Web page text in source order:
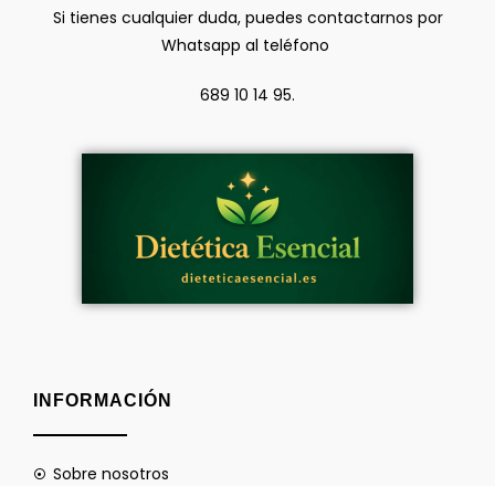
Si tienes cualquier duda, puedes contactarnos por
Whatsapp al teléfono
689 10 14 95.
INFORMACIÓN
Sobre nosotros